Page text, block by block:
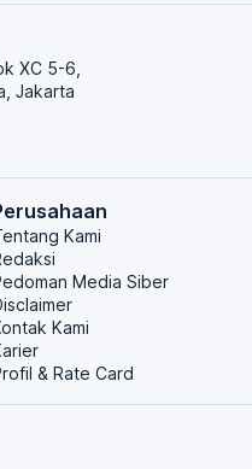
XC 5-6,
Jakarta
Kami
Media Siber
Kami
& Rate Card